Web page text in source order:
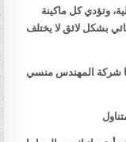
وتؤدي كل ماكينة
بشكل لائق لا يختلف
شركة المهندس منسي